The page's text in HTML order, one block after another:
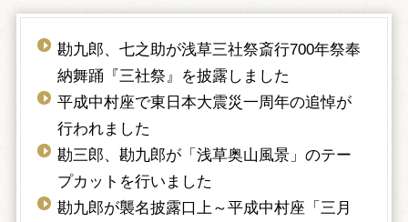
勘九郎、七之助が浅草三社祭斎行700年祭奉
納舞踊『三社祭』を披露しました
平成中村座で東日本大震災一周年の追悼が
行われました
勘三郎、勘九郎が「浅草奥山風景」のテー
プカットを行いました
勘九郎が襲名披露口上～平成中村座「三月